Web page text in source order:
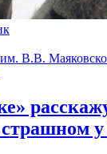
В.В.
у